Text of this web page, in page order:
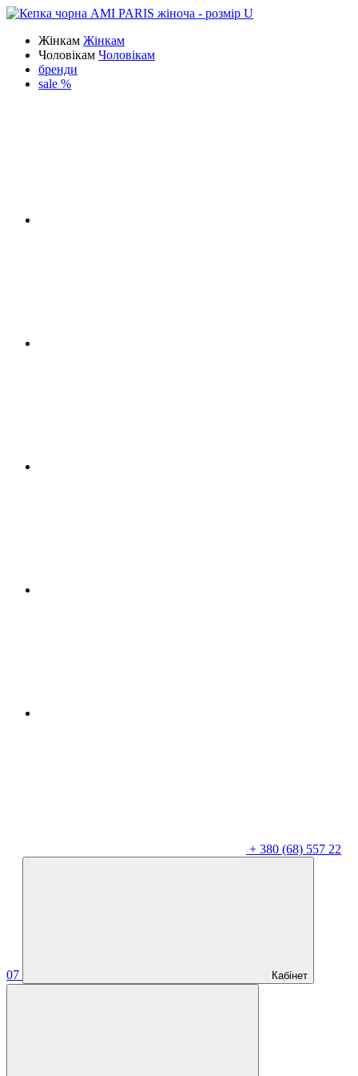
Жінкам Жінкам
Чоловікам Чоловікам
бренди
sale %
+ 380 (68) 557 22
07 Кабінет